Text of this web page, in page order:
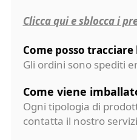
Clicca qui e sblocca i
Come posso
Gli ordini sono spediti
Come viene
Ogni tipologia di
contatta il nostro